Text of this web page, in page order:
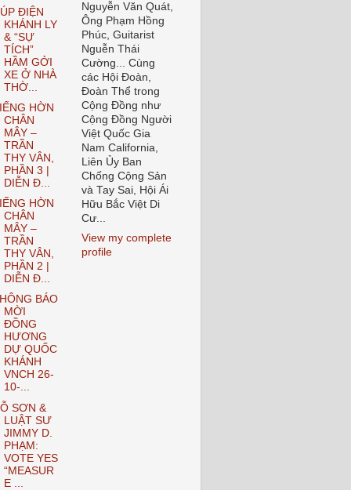
ĐIỆN
KHÁNH LY
& “SỰ
TÍCH”
HẦM GỞI
XE Ở NHÀ
THỜ...
HỜN
CHÂN
MÂY –
TRẦN
THY VÂN,
PHẦN 3 |
DIỄN Đ...
HỜN
CHÂN
MÂY –
TRẦN
THY VÂN,
PHẦN 2 |
DIỄN Đ...
BÁO
MỜI
ĐỒNG
HƯƠNG
DỰ QUỐC
KHÁNH
VNCH 26-
10-...
SƠN &
LUẬT SƯ
JIMMY D.
PHẠM:
VOTE YES
“MEASUR
E ...
Nguyễn Văn Quát,
Ông Phạm Hồng
Phúc, Guitarist
Nguễn Thái
Cường... Cùng
các Hội Đoàn,
Đoàn Thể trong
Cộng Đồng như
Cộng Đồng Người
Việt Quốc Gia
Nam California,
Liên Ủy Ban
Chống Cộng Sản
và Tay Sai, Hội Ái
Hữu Bắc Việt Di
Cư...
View my complete
profile